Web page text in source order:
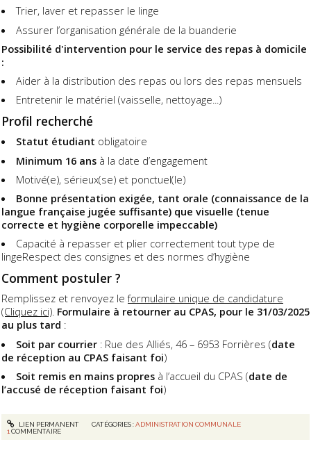
Trier, laver et repasser le linge
Assurer l’organisation générale de la buanderie
Possibilité d'intervention pour le service des repas à domicile
:
Aider à la distribution des repas ou lors des repas mensuels
Entretenir le matériel (vaisselle, nettoyage...)
Profil recherché
Statut étudiant obligatoire
Minimum 16 ansà la date d’engagement
Motivé(e), sérieux(se) et ponctuel(le)
Bonne présentation exigée, tant orale (connaissance de la
langue française jugée suffisante) que visuelle (tenue
correcte et hygiène corporelle impeccable)
Capacité à repasser et plier correctement tout type de
lingeRespect des consignes et des normes d’hygiène
Comment postuler ?
Remplissez et renvoyez leformulaire unique de candidature
(Cliquez ici). Formulaire à retourner au CPAS, pour le 31/03/2025
au plus tard :
Soit par courrier: Rue des Alliés, 46 – 6953 Forrières (date
de réception au CPAS faisant foi)
Soit remis en mains propresà l’accueil du CPAS (date de
l’accusé de réception faisant foi)
LIEN PERMANENT CATÉGORIES :ADMINISTRATION COMMUNALE
1 COMMENTAIRE